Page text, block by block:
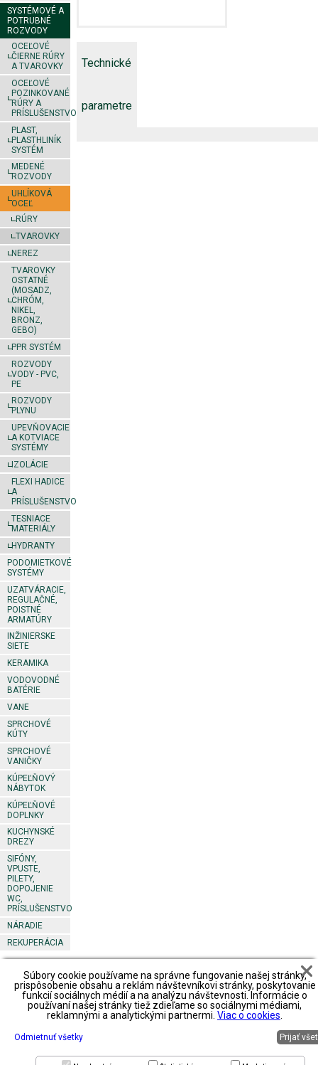
SYSTÉMOVÉ A
POTRUBNÉ
ROZVODY
OCEĽOVÉ
ČIERNE RÚRY
A TVAROVKY
OCEĽOVÉ
POZINKOVANÉ
RÚRY A
PRÍSLUŠENSTVO
PLAST,
PLASTHLINÍK
SYSTÉM
MEDENÉ
ROZVODY
UHLÍKOVÁ
OCEĽ
RÚRY
TVAROVKY
NEREZ
TVAROVKY
OSTATNÉ
(MOSADZ,
CHRÓM,
NIKEL,
BRONZ,
GEBO)
PPR SYSTÉM
ROZVODY
VODY - PVC,
PE
ROZVODY
PLYNU
UPEVŇOVACIE
A KOTVIACE
SYSTÉMY
IZOLÁCIE
FLEXI HADICE
A
PRÍSLUŠENSTVO
TESNIACE
MATERIÁLY
HYDRANTY
PODOMIETKOVÉ
SYSTÉMY
UZATVÁRACIE,
REGULAČNÉ,
POISTNÉ
ARMATÚRY
INŽINIERSKE
SIETE
KERAMIKA
VODOVODNÉ
BATÉRIE
VANE
SPRCHOVÉ
KÚTY
SPRCHOVÉ
VANIČKY
KÚPEĽŇOVÝ
NÁBYTOK
KÚPEĽŇOVÉ
DOPLNKY
KUCHYNSKÉ
DREZY
SIFÓNY,
VPUSTE,
PILETY,
DOPOJENIE
WC,
PRÍSLUŠENSTVO
NÁRADIE
REKUPERÁCIA
Technické
parametre
Footer
predajné
miesta
dopravy
zoznam
Obchodné
podmienky
spôsob platby
spôsob
dopravy
reklamácie
partnerov
Obchodné
podmienky2
spôsob platby
spôsob
partnerov
Obchodné
podmienky3
spôsob platby
spôsob
prenájom
Súbory cookie používame na správne fungovanie našej stránky,
prispôsobenie obsahu a reklám návštevníkovi stránky, poskytovanie
funkcií sociálnych médií a na analýzu návštevnosti. Informácie o
používaní našej stránky tiež zdieľame so sociálnymi médiami,
reklamnými a analytickými partnermi. Viac o cookies
Odmietnuť všetky Prijať